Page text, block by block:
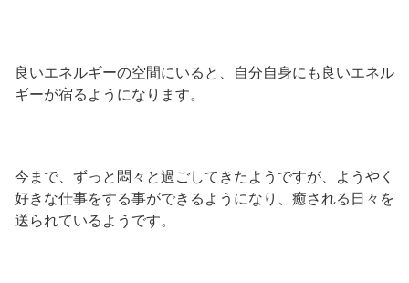
良いエネルギーの空間にいると、自分自身にも良いエネル
ギーが宿るようになります。
今まで、ずっと悶々と過ごしてきたようですが、ようやく
好きな仕事をする事ができるようになり、癒される日々を
送られているようです。